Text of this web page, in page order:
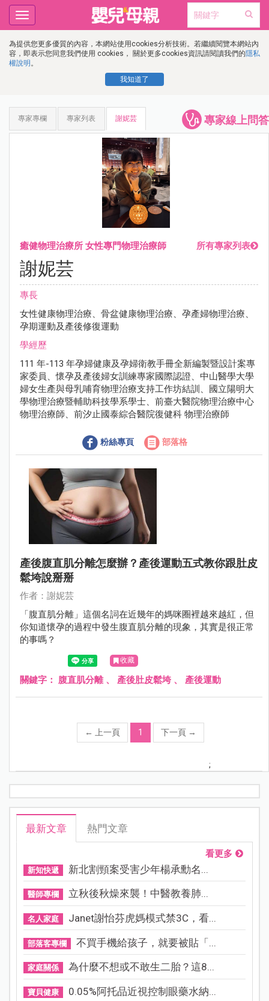
為提供您更多優質的內容，本網站使用cookies分析技術。若繼續閱覽本網站內
容，即表示您同意我們使用 cookies， 關於更多cookies資訊請閱讀我們的隱私
權說明 。
我知道了
Toggle
navigation
專家線上問答
專家專欄 專家列表 謝妮芸
癒健物理治療所 女性專門物理治療師 所有專家列表
謝妮芸
專長
女性健康物理治療、骨盆健康物理治療、孕產婦物理治療、
孕期運動及產後修復運動
學經歷
111 年-113 年孕婦健康及孕婦衛教手冊全新編製暨設計案專
家委員、懷孕及產後婦女訓練專家國際認證、中山醫學大學
婦女生產與母乳哺育物理治療支持工作坊結訓、國立陽明大
學物理治療暨輔助科技學系學士、前臺大醫院物理治療中心
物理治療師、前汐止國泰綜合醫院復健科 物理治療師
粉絲專頁 部落格
產後腹直肌分離怎麼辦？產後運動五式教你跟肚皮
鬆垮說掰掰
作者：謝妮芸
「腹直肌分離」這個名詞在近幾年的媽咪圈裡越來越紅，但
你知道懷孕的過程中發生腹直肌分離的現象，其實是很正常
的事嗎？
收藏
關鍵字： 腹直肌分離、 產後肚皮鬆垮 、 產後運動
← 上一頁 1 下一頁 →
;
最新文章 熱門文章
看更多
新知快遞 新北割頸案受害少年楊承勳名...
醫師專欄 立秋後秋燥來襲！中醫教養肺...
名人家庭 Janet謝怡芬虎媽模式禁3C，看...
部落客專欄 不買手機給孩子，就要被貼「...
家庭關係 為什麼不想或不敢生二胎？這8...
寶貝健康 0.05%阿托品近視控制眼藥水納...